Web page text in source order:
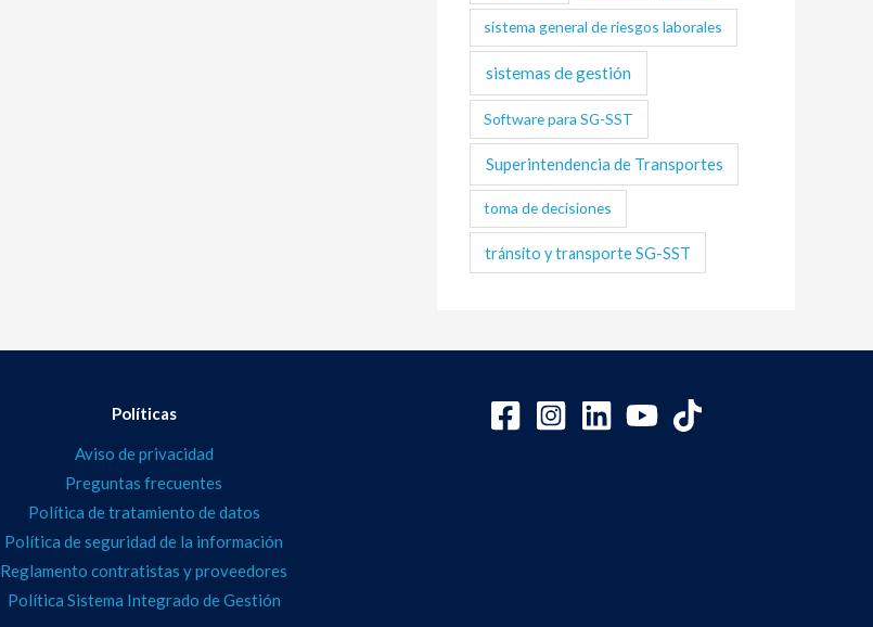
sistema general de riesgos laborales
sistemas de gestión
Software para SG-SST
Superintendencia de Transportes
toma de decisiones
tránsito y transporte SG-SST
Políticas
Aviso de privacidad
Preguntas frecuentes
Política de tratamiento de datos
Política de seguridad de la información
Reglamento contratistas y proveedores
Política Sistema Integrado de Gestión